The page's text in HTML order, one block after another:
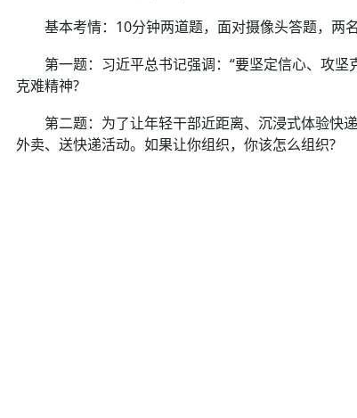
基本考情：10分钟两道题，面对摄像头答题，两名
第一题：习近平总书记强调：“要坚定信心、攻坚
克难精神?
第二题：为了让年轻干部近距离、沉浸式体验快
外卖、送快递活动。如果让你组织，你该怎么组织?